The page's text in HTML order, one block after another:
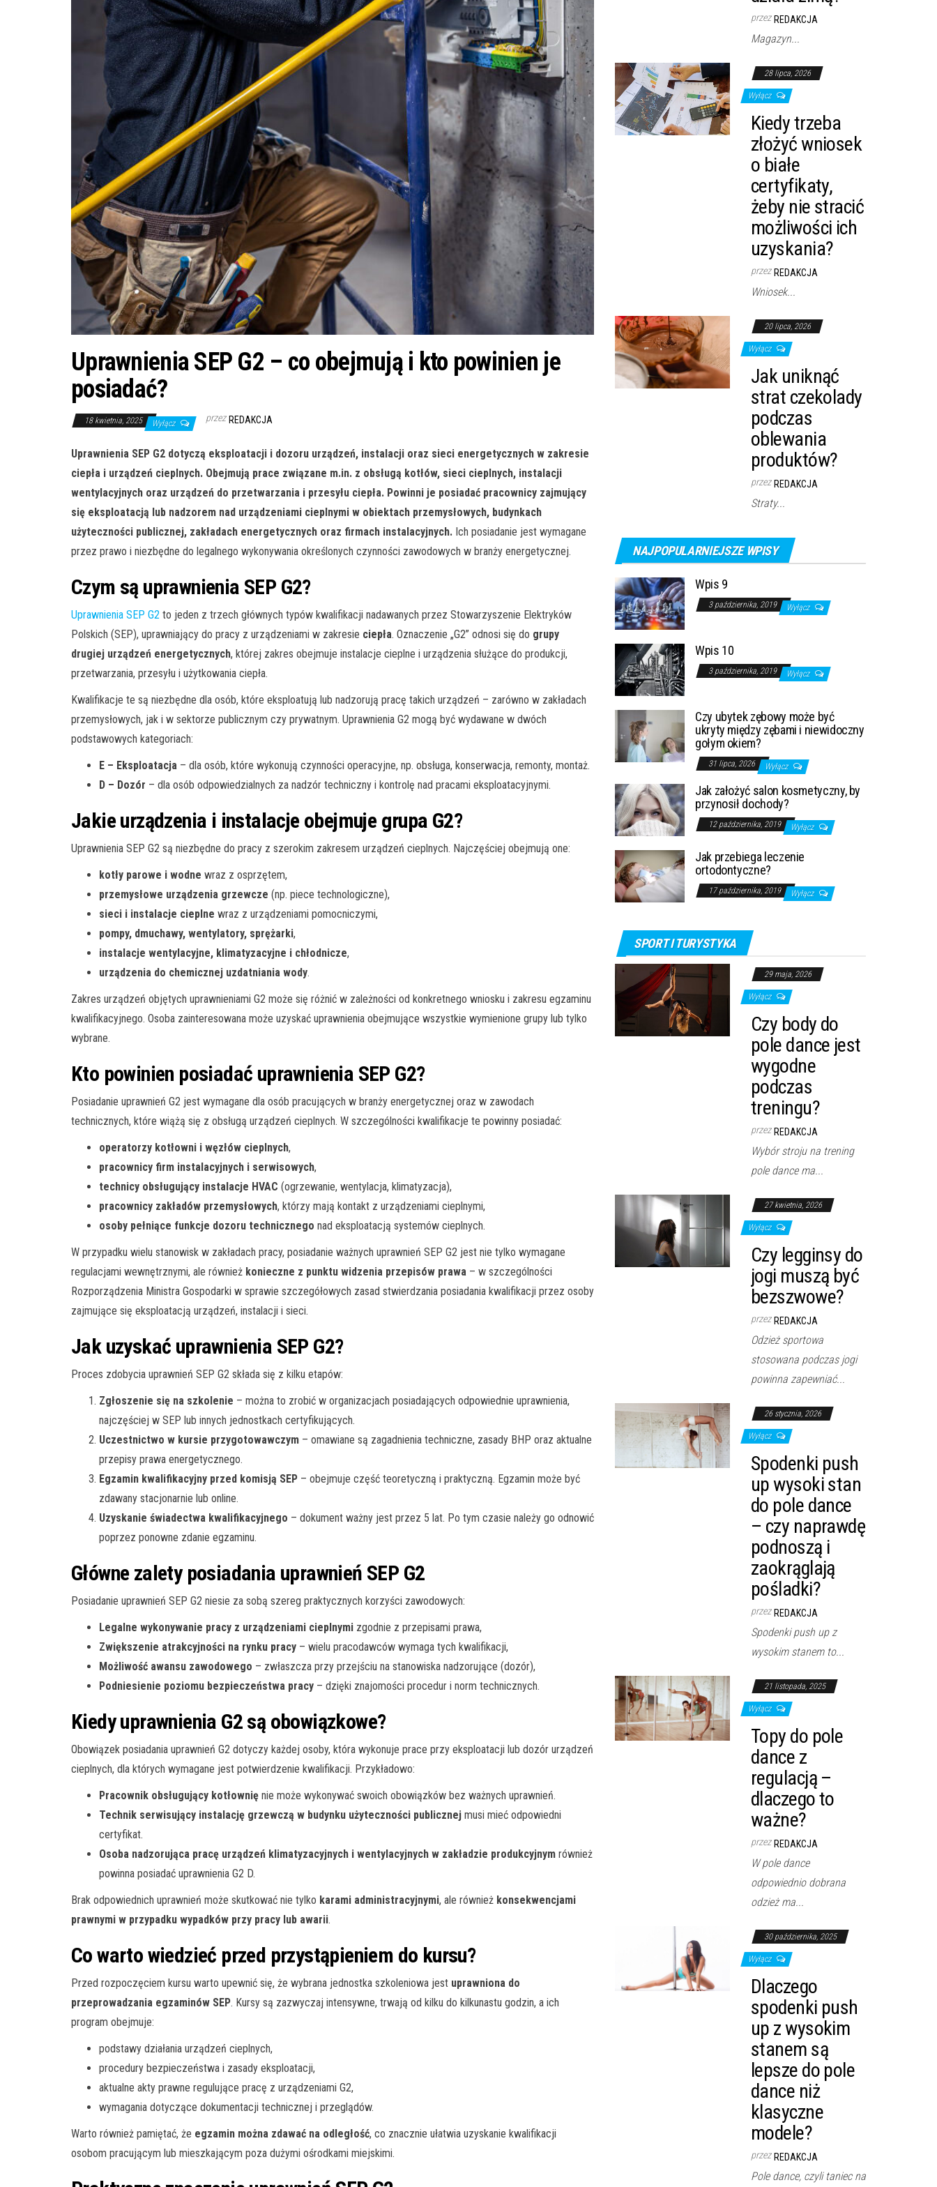
Uprawnienia SEP G2 – co obejmują i kto powinien je
posiadać?
18 kwietnia, 2025 Wyłącz przez REDAKCJA
Uprawnienia SEP G2 dotyczą eksploatacji i dozoru urządzeń, instalacji oraz sieci energetycznych w zakresie
ciepła i urządzeń cieplnych. Obejmują prace związane m.in. z obsługą kotłów, sieci cieplnych, instalacji
wentylacyjnych oraz urządzeń do przetwarzania i przesyłu ciepła. Powinni je posiadać pracownicy zajmujący
się eksploatacją lub nadzorem nad urządzeniami cieplnymi w obiektach przemysłowych, budynkach
użyteczności publicznej, zakładach energetycznych oraz firmach instalacyjnych. Ich posiadanie jest wymagane
przez prawo i niezbędne do legalnego wykonywania określonych czynności zawodowych w branży energetycznej.
Czym są uprawnienia SEP G2?
Uprawnienia SEP G2 to jeden z trzech głównych typów kwalifikacji nadawanych przez Stowarzyszenie Elektryków
Polskich (SEP), uprawniający do pracy z urządzeniami w zakresie ciepła. Oznaczenie „G2” odnosi się do grupy
drugiej urządzeń energetycznych, której zakres obejmuje instalacje cieplne i urządzenia służące do produkcji,
przetwarzania, przesyłu i użytkowania ciepła.
Kwalifikacje te są niezbędne dla osób, które eksploatują lub nadzorują pracę takich urządzeń – zarówno w zakładach
przemysłowych, jak i w sektorze publicznym czy prywatnym. Uprawnienia G2 mogą być wydawane w dwóch
podstawowych kategoriach:
E – Eksploatacja – dla osób, które wykonują czynności operacyjne, np. obsługa, konserwacja, remonty, montaż.
D – Dozór – dla osób odpowiedzialnych za nadzór techniczny i kontrolę nad pracami eksploatacyjnymi.
Jakie urządzenia i instalacje obejmuje grupa G2?
Uprawnienia SEP G2 są niezbędne do pracy z szerokim zakresem urządzeń cieplnych. Najczęściej obejmują one:
kotły parowe i wodne wraz z osprzętem,
przemysłowe urządzenia grzewcze (np. piece technologiczne),
sieci i instalacje cieplne wraz z urządzeniami pomocniczymi,
pompy, dmuchawy, wentylatory, sprężarki,
instalacje wentylacyjne, klimatyzacyjne i chłodnicze,
urządzenia do chemicznej uzdatniania wody.
Zakres urządzeń objętych uprawnieniami G2 może się różnić w zależności od konkretnego wniosku i zakresu egzaminu
kwalifikacyjnego. Osoba zainteresowana może uzyskać uprawnienia obejmujące wszystkie wymienione grupy lub tylko
wybrane.
Kto powinien posiadać uprawnienia SEP G2?
Posiadanie uprawnień G2 jest wymagane dla osób pracujących w branży energetycznej oraz w zawodach
technicznych, które wiążą się z obsługą urządzeń cieplnych. W szczególności kwalifikacje te powinny posiadać:
operatorzy kotłowni i węzłów cieplnych,
pracownicy firm instalacyjnych i serwisowych,
technicy obsługujący instalacje HVAC (ogrzewanie, wentylacja, klimatyzacja),
pracownicy zakładów przemysłowych, którzy mają kontakt z urządzeniami cieplnymi,
osoby pełniące funkcje dozoru technicznego nad eksploatacją systemów cieplnych.
W przypadku wielu stanowisk w zakładach pracy, posiadanie ważnych uprawnień SEP G2 jest nie tylko wymagane
regulacjami wewnętrznymi, ale również konieczne z punktu widzenia przepisów prawa – w szczególności
Rozporządzenia Ministra Gospodarki w sprawie szczegółowych zasad stwierdzania posiadania kwalifikacji przez osoby
zajmujące się eksploatacją urządzeń, instalacji i sieci.
Jak uzyskać uprawnienia SEP G2?
Proces zdobycia uprawnień SEP G2 składa się z kilku etapów:
Zgłoszenie się na szkolenie – można to zrobić w organizacjach posiadających odpowiednie uprawnienia,
najczęściej w SEP lub innych jednostkach certyfikujących.
Uczestnictwo w kursie przygotowawczym – omawiane są zagadnienia techniczne, zasady BHP oraz aktualne
przepisy prawa energetycznego.
Egzamin kwalifikacyjny przed komisją SEP – obejmuje część teoretyczną i praktyczną. Egzamin może być
zdawany stacjonarnie lub online.
Uzyskanie świadectwa kwalifikacyjnego – dokument ważny jest przez 5 lat. Po tym czasie należy go odnowić
poprzez ponowne zdanie egzaminu.
Główne zalety posiadania uprawnień SEP G2
Posiadanie uprawnień SEP G2 niesie za sobą szereg praktycznych korzyści zawodowych:
Legalne wykonywanie pracy z urządzeniami cieplnymi zgodnie z przepisami prawa,
Zwiększenie atrakcyjności na rynku pracy – wielu pracodawców wymaga tych kwalifikacji,
Możliwość awansu zawodowego – zwłaszcza przy przejściu na stanowiska nadzorujące (dozór),
Podniesienie poziomu bezpieczeństwa pracy – dzięki znajomości procedur i norm technicznych.
Kiedy uprawnienia G2 są obowiązkowe?
Obowiązek posiadania uprawnień G2 dotyczy każdej osoby, która wykonuje prace przy eksploatacji lub dozór urządzeń
cieplnych, dla których wymagane jest potwierdzenie kwalifikacji. Przykładowo:
Pracownik obsługujący kotłownię nie może wykonywać swoich obowiązków bez ważnych uprawnień.
Technik serwisujący instalację grzewczą w budynku użyteczności publicznej musi mieć odpowiedni
certyfikat.
Osoba nadzorująca pracę urządzeń klimatyzacyjnych i wentylacyjnych w zakładzie produkcyjnym również
powinna posiadać uprawnienia G2 D.
Brak odpowiednich uprawnień może skutkować nie tylko karami administracyjnymi, ale również konsekwencjami
prawnymi w przypadku wypadków przy pracy lub awarii.
Co warto wiedzieć przed przystąpieniem do kursu?
Przed rozpoczęciem kursu warto upewnić się, że wybrana jednostka szkoleniowa jest uprawniona do
przeprowadzania egzaminów SEP. Kursy są zazwyczaj intensywne, trwają od kilku do kilkunastu godzin, a ich
program obejmuje:
podstawy działania urządzeń cieplnych,
procedury bezpieczeństwa i zasady eksploatacji,
aktualne akty prawne regulujące pracę z urządzeniami G2,
wymagania dotyczące dokumentacji technicznej i przeglądów.
Warto również pamiętać, że egzamin można zdawać na odległość, co znacznie ułatwia uzyskanie kwalifikacji
osobom pracującym lub mieszkającym poza dużymi ośrodkami miejskimi.
przez REDAKCJA
Magazyn...
28 lipca, 2026
Wyłącz
Kiedy trzeba
złożyć wniosek
o białe
certyfikaty,
żeby nie stracić
możliwości ich
uzyskania?
przez REDAKCJA
Wniosek...
20 lipca, 2026
Wyłącz
Jak uniknąć
strat czekolady
podczas
oblewania
produktów?
przez REDAKCJA
Straty...
NAJPOPULARNIEJSZE WPISY
Wpis 9
3 października, 2019 Wyłącz
Wpis 10
3 października, 2019 Wyłącz
Czy ubytek zębowy może być
ukryty między zębami i niewidoczny
gołym okiem?
31 lipca, 2026 Wyłącz
Jak założyć salon kosmetyczny, by
przynosił dochody?
12 października, 2019 Wyłącz
Jak przebiega leczenie
ortodontyczne?
17 października, 2019 Wyłącz
SPORT I TURYSTYKA
29 maja, 2026
Wyłącz
Czy body do
pole dance jest
wygodne
podczas
treningu?
przez REDAKCJA
Wybór stroju na trening
pole dance ma...
27 kwietnia, 2026
Wyłącz
Czy legginsy do
jogi muszą być
bezszwowe?
przez REDAKCJA
Odzież sportowa
stosowana podczas jogi
powinna zapewniać...
26 stycznia, 2026
Wyłącz
Spodenki push
up wysoki stan
do pole dance
– czy naprawdę
podnoszą i
zaokrąglają
pośladki?
przez REDAKCJA
Spodenki push up z
wysokim stanem to...
21 listopada, 2025
Wyłącz
Topy do pole
dance z
regulacją –
dlaczego to
ważne?
przez REDAKCJA
W pole dance
odpowiednio dobrana
odzież ma...
30 października, 2025
Wyłącz
Dlaczego
spodenki push
up z wysokim
stanem są
lepsze do pole
dance niż
klasyczne
modele?
przez REDAKCJA
Pole dance, czyli taniec na